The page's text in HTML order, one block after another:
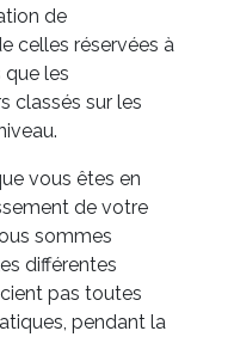
de
celles réservées à
les
classés sur les
vous êtes en
de votre
sommes
différentes
pas toutes
pendant la